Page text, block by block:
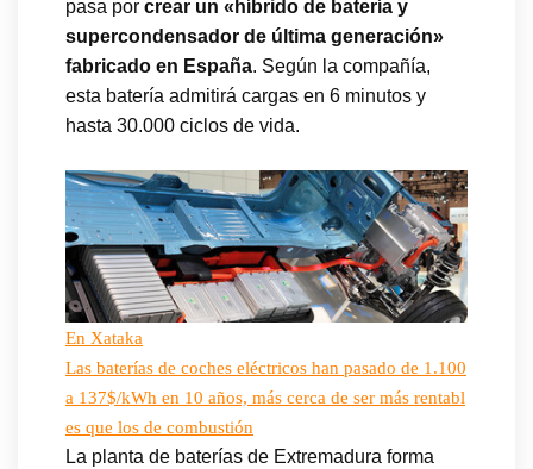
pasa por crear un «híbrido de batería y
supercondensador de última generación»
fabricado en España. Según la compañía,
esta batería admitirá cargas en 6 minutos y
hasta 30.000 ciclos de vida.
En Xataka
Las baterías de coches eléctricos han pasado de 1.100
a 137$/kWh en 10 años, más cerca de ser más rentabl
es que los de combustión
La planta de baterías de Extremadura forma